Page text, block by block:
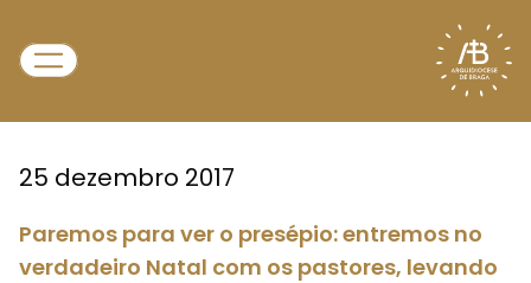
25 dezembro 2017
Paremos para ver o presépio: entremos no
verdadeiro Natal com os pastores, levando